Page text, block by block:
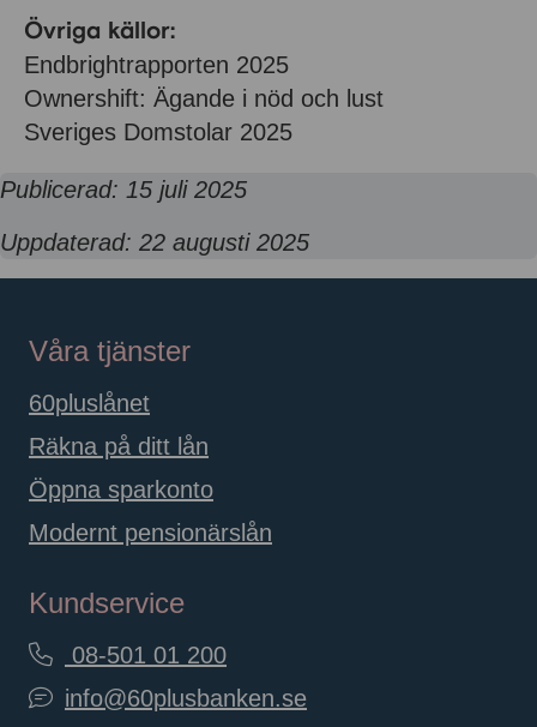
Övriga källor:
Endbrightrapporten 2025
Ownershift: Ägande i nöd och lust
Sveriges Domstolar 2025
Publicerad: 15 juli 2025
Uppdaterad: 22 augusti 2025
Våra tjänster
60pluslånet
Räkna på ditt lån
Öppna sparkonto
Modernt pensionärslån
Kundservice
08-501 01 200
info@60plusbanken.se